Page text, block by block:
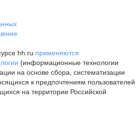
hh.ru применяются
(информационные технологии
на основе сбора, систематизации
к предпочтениям пользователей
на территории Российской